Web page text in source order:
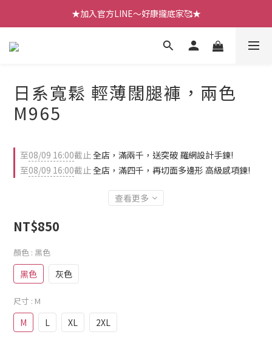
【七月新品】上架了!! 限時折扣優惠😍
★加入官方LINE～好康攏底家🥰★
【七月新品】上架了!! 限時折扣優惠😍
日系寬鬆 輕薄闊腿褲，兩色
M965
至08/09 16:00截止全店，滿兩千，送突破 羅網設計手鍊!
至08/09 16:00截止全店，滿四千，再切面多邊形 高級感項鍊!
查看更多
NT$850
顏色 : 黑色
黑色 灰色
尺寸 : M
M L XL 2XL